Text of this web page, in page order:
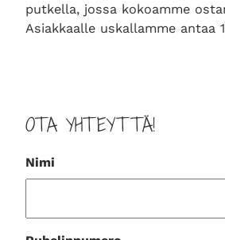
putkella, jossa kokoamme
Asiakkaalle uskallamme antaa
OTA YHTEYTTÄ!
Nimi